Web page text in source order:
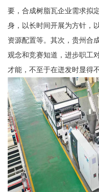
要，合成树脂瓦企业需求拟
身，以长时间开展为方针，
资源配置等。其次，贵州合
观念和竞赛知道，进步职工
才能，不至于在迸发时显得